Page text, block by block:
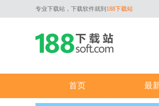
专业下载站，下载软件就到 188下载站
首页 最